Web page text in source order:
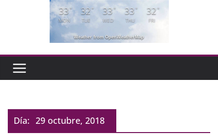
33°
MON
32 °
TUE
33°
WED
33°
THU
32°
FRI
Weather from OpenWeatherMap
Día: 29 octubre, 2018